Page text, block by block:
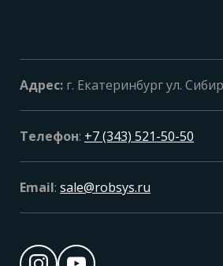
Адрес: г. Екатеринбург ул.
Телефон: +7 (343) 521-50-50
Email: sale@robsys.ru